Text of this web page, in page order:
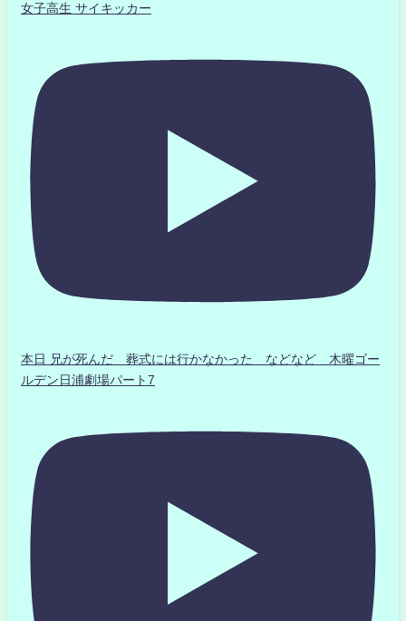
女子高生 サイキッカー
本日 兄が死んだ 葬式には行かなかった などなど 木曜ゴー
ルデン日浦劇場パート7